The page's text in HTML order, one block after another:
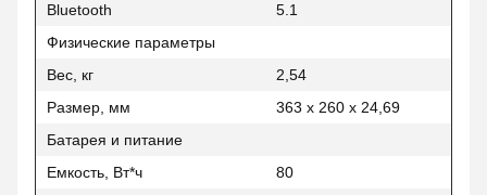
Bluetooth
5.1
Физические параметры
Вес, кг
2,54
Размер, мм
363 x 260 x 24,69
Батарея и питание
Емкость, Вт*ч
80